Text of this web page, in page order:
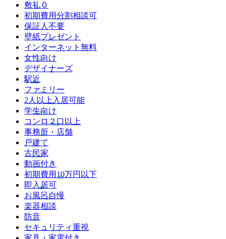
敷礼０
初期費用分割相談可
保証人不要
壁紙プレゼント
インターネット無料
女性向け
デザイナーズ
駅近
ファミリー
2人以上入居可能
学生向け
コンロ２口以上
事務所・店舗
戸建て
古民家
動画付き
初期費用10万円以下
即入居可
お風呂自慢
楽器相談
防音
セキュリティ重視